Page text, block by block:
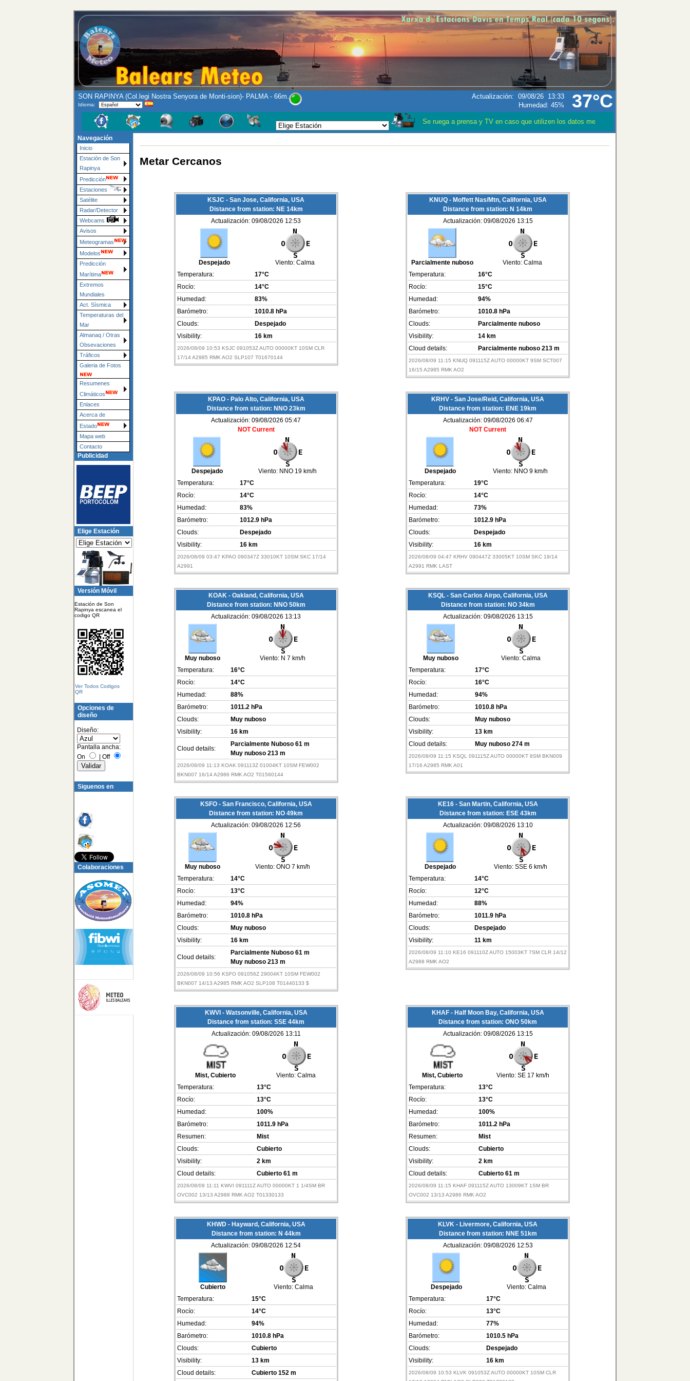
37°C
SON RAPINYA (Col.legi Nostra Senyora de Monti-sion)- PALMA - 66m.
Idioma:
Actualización: 09/08/26 13:33
Humedad: 45%
Se ruega a prensa y TV en caso que utilizen los datos meteorológicos CITEN LA FUENTE.
Navegación
Inicio
Estación de Son
Rapinya
Predicción
Estaciones
Satélite
Radar/Detector
Webcams
Avisos
Meteogramas
Modelos
Predicción
Marítima
Extremos
Mundiales
Act. Sísmica
Temperaturas del
Mar
Almanaq / Otras
Obsevaciones
Tráficos
Galeria de Fotos
Resumenes
Climáticos
Enlaces
Acerca de
Estado
Mapa web
Contacto
Publicidad
Elige Estación
Versión Móvil
Estación de Son
Rapinya escanea el
codigo QR
Ver Todos Codigos
QR
Opciones de
diseño
Diseño:
Pantalla ancha:
On
Off
Siguenos en
Colaboraciones
Metar Cercanos
KSJC - San Jose, California, USA
Distance from station: NE 14km
Actualización: 09/08/2026 12:53
Despejado Viento: Calma
Temperatura:
17°C
Rocío:
14°C
Humedad:
83%
Barómetro:
1010.8 hPa
Clouds:
Despejado
Visibility:
16 km
2026/08/09 10:53 KSJC 091053Z AUTO 00000KT 10SM CLR
17/14 A2985 RMK AO2 SLP107 T01670144
KNUQ - Moffett Nas/Mtn, California, USA
Distance from station: N 14km
Actualización: 09/08/2026 13:15
Parcialmente nuboso Viento: Calma
Temperatura:
16°C
Rocío:
15°C
Humedad:
94%
Barómetro:
1010.8 hPa
Clouds:
Parcialmente nuboso
Visibility:
14 km
Cloud details:
Parcialmente nuboso 213 m
2026/08/09 11:15 KNUQ 091115Z AUTO 00000KT 9SM SCT007
16/15 A2985 RMK AO2
KPAO - Palo Alto, California, USA
Distance from station: NNO 23km
Actualización: 09/08/2026 05:47
NOT Current
Despejado Viento: NNO 19 km/h
Temperatura:
17°C
Rocío:
14°C
Humedad:
83%
Barómetro:
1012.9 hPa
Clouds:
Despejado
Visibility:
16 km
2026/08/09 03:47 KPAO 090347Z 33010KT 10SM SKC 17/14
A2991
KRHV - San Jose/Reid, California, USA
Distance from station: ENE 19km
Actualización: 09/08/2026 06:47
NOT Current
Despejado Viento: NNO 9 km/h
Temperatura:
19°C
Rocío:
14°C
Humedad:
73%
Barómetro:
1012.9 hPa
Clouds:
Despejado
Visibility:
16 km
2026/08/09 04:47 KRHV 090447Z 33005KT 10SM SKC 19/14
A2991 RMK LAST
KOAK - Oakland, California, USA
Distance from station: NNO 50km
Actualización: 09/08/2026 13:13
Muy nuboso Viento: N 7 km/h
Temperatura:
16°C
Rocío:
14°C
Humedad:
88%
Barómetro:
1011.2 hPa
Clouds:
Muy nuboso
Visibility:
16 km
Cloud details:
Parcialmente Nuboso 61 m
Muy nuboso 213 m
2026/08/09 11:13 KOAK 091113Z 01004KT 10SM FEW002
BKN007 16/14 A2986 RMK AO2 T01560144
KSQL - San Carlos Airpo, California, USA
Distance from station: NO 34km
Actualización: 09/08/2026 13:15
Muy nuboso Viento: Calma
Temperatura:
17°C
Rocío:
16°C
Humedad:
94%
Barómetro:
1010.8 hPa
Clouds:
Muy nuboso
Visibility:
13 km
Cloud details:
Muy nuboso 274 m
2026/08/09 11:15 KSQL 091115Z AUTO 00000KT 8SM BKN009
17/16 A2985 RMK A01
KSFO - San Francisco, California, USA
Distance from station: NO 49km
Actualización: 09/08/2026 12:56
Muy nuboso Viento: ONO 7 km/h
Temperatura:
14°C
Rocío:
13°C
Humedad:
94%
Barómetro:
1010.8 hPa
Clouds:
Muy nuboso
Visibility:
16 km
Cloud details:
Parcialmente Nuboso 61 m
Muy nuboso 213 m
2026/08/09 10:56 KSFO 091056Z 29004KT 10SM FEW002
BKN007 14/13 A2985 RMK AO2 SLP108 T01440133 $
KE16 - San Martin, California, USA
Distance from station: ESE 43km
Actualización: 09/08/2026 13:10
Despejado Viento: SSE 6 km/h
Temperatura:
14°C
Rocío:
12°C
Humedad:
88%
Barómetro:
1011.9 hPa
Clouds:
Despejado
Visibility:
11 km
2026/08/09 11:10 KE16 091110Z AUTO 15003KT 7SM CLR 14/12
A2988 RMK AO2
KWVI - Watsonville, California, USA
Distance from station: SSE 44km
Actualización: 09/08/2026 13:11
Mist, Cubierto Viento: Calma
Temperatura:
13°C
Rocío:
13°C
Humedad:
100%
Barómetro:
1011.9 hPa
Resumen:
Mist
Clouds:
Cubierto
Visibility:
2 km
Cloud details:
Cubierto 61 m
2026/08/09 11:11 KWVI 091111Z AUTO 00000KT 1 1/4SM BR
OVC002 13/13 A2988 RMK AO2 T01330133
KHAF - Half Moon Bay, California, USA
Distance from station: ONO 50km
Actualización: 09/08/2026 13:15
Mist, Cubierto Viento: SE 17 km/h
Temperatura:
13°C
Rocío:
13°C
Humedad:
100%
Barómetro:
1011.2 hPa
Resumen:
Mist
Clouds:
Cubierto
Visibility:
2 km
Cloud details:
Cubierto 61 m
2026/08/09 11:15 KHAF 091115Z AUTO 13009KT 1SM BR
OVC002 13/13 A2986 RMK AO2
KHWD - Hayward, California, USA
Distance from station: N 44km
Actualización: 09/08/2026 12:54
Cubierto Viento: Calma
Temperatura:
15°C
Rocío:
14°C
Humedad:
94%
Barómetro:
1010.8 hPa
Clouds:
Cubierto
Visibility:
13 km
Cloud details:
Cubierto 152 m
KLVK - Livermore, California, USA
Distance from station: NNE 51km
Actualización: 09/08/2026 12:53
Despejado Viento: Calma
Temperatura:
17°C
Rocío:
13°C
Humedad:
77%
Barómetro:
1010.5 hPa
Clouds:
Despejado
Visibility:
16 km
2026/08/09 10:53 KLVK 091053Z AUTO 00000KT 10SM CLR